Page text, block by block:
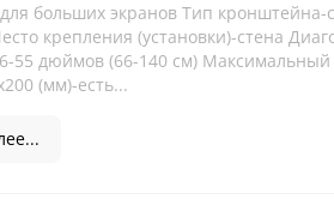
больших экранов Тип кронштейна-
крепления (установки)-стена
55 дюймов (66-140 см) Максимальный
(мм)-есть...